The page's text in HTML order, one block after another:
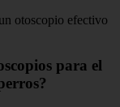
otoscopio efectivo
para el